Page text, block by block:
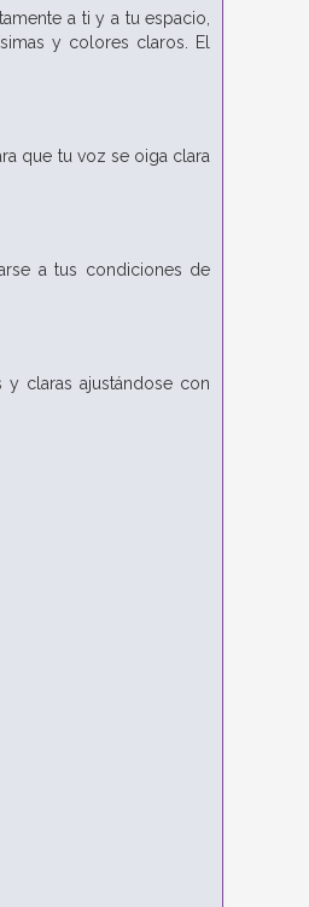
a ti y a tu espacio,
y colores claros. El
que tu voz se oiga clara
a tus condiciones de
claras ajustándose con